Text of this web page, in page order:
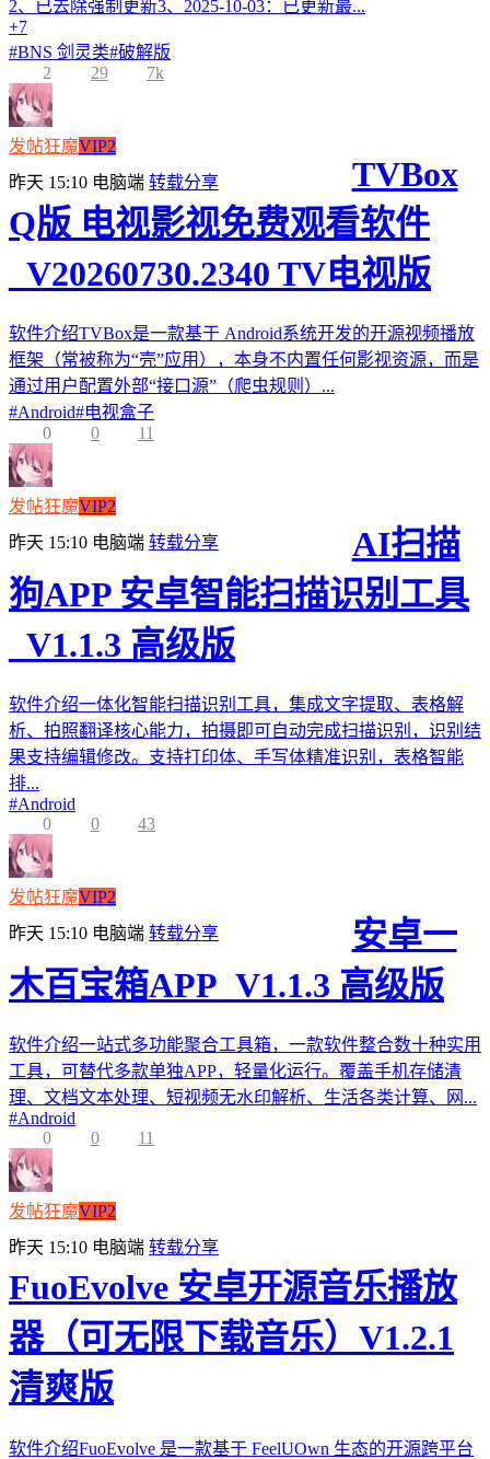
2、已去除强制更新3、2025-10-03：已更新最...
+7
#BNS 剑灵类#破解版
2
29 7k
发帖狂魔VIP2
昨天 15:10 电脑端 转载分享
TVBox
Q版 电视影视免费观看软件
_V20260730.2340 TV电视版
软件介绍TVBox是一款基于 Android系统开发的开源视频播放
框架（常被称为“壳”应用），本身不内置任何影视资源，而是
通过用户配置外部“接口源”（爬虫规则）...
#Android#电视盒子
0
0 11
发帖狂魔VIP2
昨天 15:10 电脑端 转载分享
AI扫描
狗APP 安卓智能扫描识别工具
_V1.1.3 高级版
软件介绍一体化智能扫描识别工具，集成文字提取、表格解
析、拍照翻译核心能力，拍摄即可自动完成扫描识别，识别结
果支持编辑修改。支持打印体、手写体精准识别，表格智能
排...
#Android
0
0 43
发帖狂魔VIP2
昨天 15:10 电脑端 转载分享
安卓一
木百宝箱APP_V1.1.3 高级版
软件介绍一站式多功能聚合工具箱，一款软件整合数十种实用
工具，可替代多款单独APP，轻量化运行。覆盖手机存储清
理、文档文本处理、短视频无水印解析、生活各类计算、网...
#Android
0
0 11
发帖狂魔VIP2
昨天 15:10 电脑端 转载分享
FuoEvolve 安卓开源音乐播放
器（可无限下载音乐）V1.2.1
清爽版
软件介绍FuoEvolve 是一款基于 FeelUOwn 生态的开源跨平台